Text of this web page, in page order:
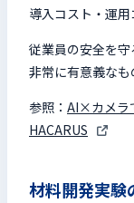
導入コスト・運用
従業員の安全を
非常に有意義なも
参照： AI×カメラ
HACARUS
材料開発実験